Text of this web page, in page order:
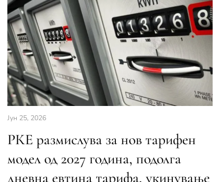
Јун 25, 2026
РКЕ размислува за нов тарифен
модел од 2027 година, подолга
дневна евтина тарифа, укинување